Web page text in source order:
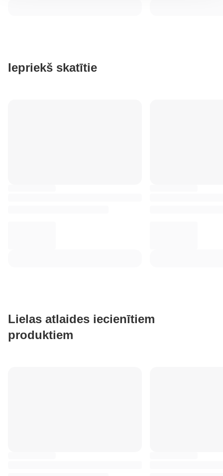
Iepriekš skatītie
Lielas atlaides iecienītiem
produktiem